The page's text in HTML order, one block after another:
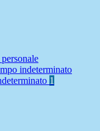
indeterminato
1